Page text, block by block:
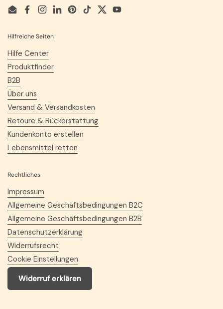
EmailFacebook
Instagram
LinkedInPinterest
TikTokTwitterYouTube
Hilfreiche Seiten
Hilfe Center
Produktfinder
B2B
Über uns
Versand & Versandkosten
Retoure & Rückerstattung
Kundenkonto erstellen
Lebensmittel retten
Rechtliches
Impressum
Allgemeine Geschäftsbedingungen B2C
Allgemeine Geschäftsbedingungen B2B
Datenschutzerklärung
Widerrufsrecht
Cookie Einstellungen
Widerruf erklären